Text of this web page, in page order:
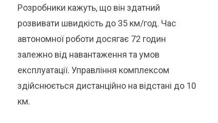
Розробники кажуть, що він здатний
розвивати швидкість до 35 км/год. Час
автономної роботи досягає 72 годин
залежно від навантаження та умов
експлуатації. Управління комплексом
здійснюється дистанційно на відстані до 10
км.